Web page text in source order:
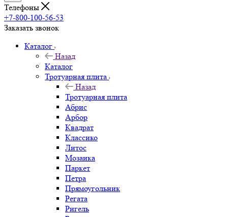
Телефоны
+7-800-100-56-53
Заказать звонок
Каталог
Назад
Каталог
Тротуарная плита
Назад
Тротуарная плита
Абрис
Арбор
Квадрат
Классико
Литос
Мозаика
Паркет
Петра
Прямоугольник
Регата
Ригель